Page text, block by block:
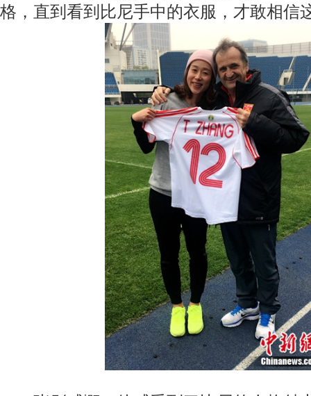
格，直到看到比尼手中的衣服，才敢相信